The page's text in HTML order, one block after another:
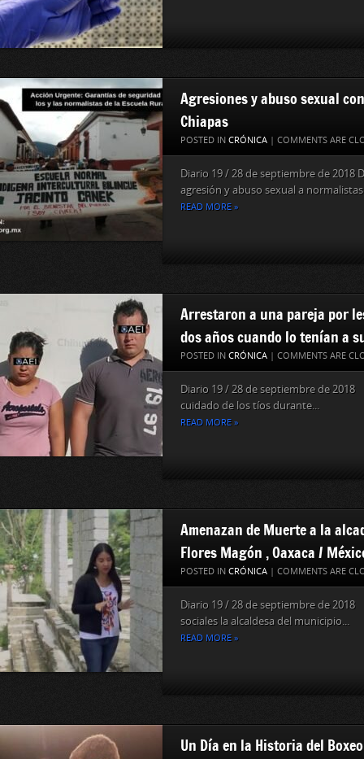
Agresiones y abuso sexual
Chiapas
POSTED IN CRÓNICA | COMMENTS ARE
Diario 19 / 28 de septiembre de 2018
agresión y abuso sexual a normalistas
READ MORE »
Arrestaron a una pareja por
dos años cuando lo tenían a
POSTED IN CRÓNICA | COMMENTS ARE
Diario 19 / 28 de septiembre de
cuidado de los tíos durante...
READ MORE »
Amenazan de Muerte a la
Flores Magón , Oaxaca /
POSTED IN CRÓNICA | COMMENTS ARE
Diario 19 / 28 de septiembre de
sociales la alcaldesa del municipio...
READ MORE »
Un Día en la Historia del